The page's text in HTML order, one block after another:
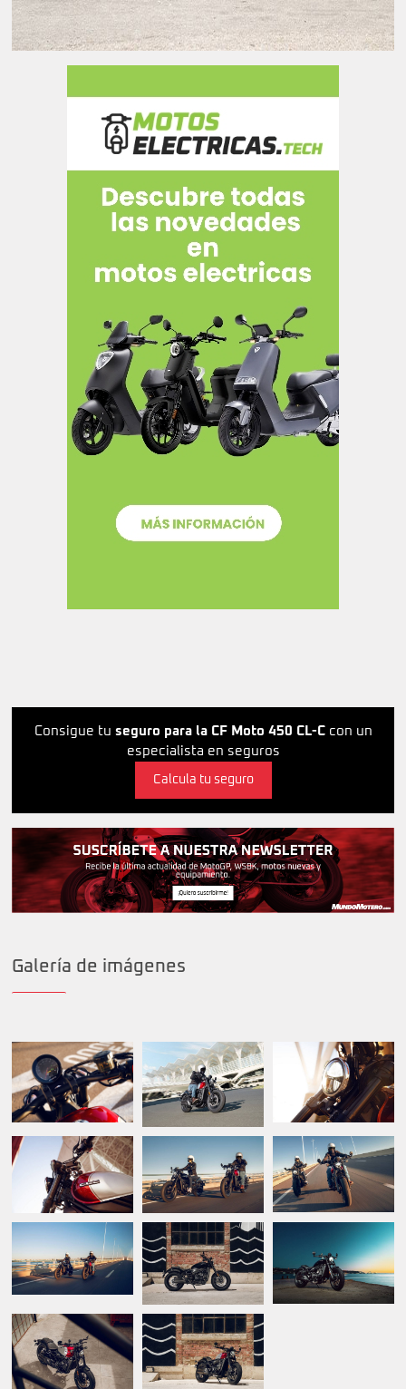
Consigue tu seguro para la CF Moto 450 CL-Ccon un
especialista en seguros
Calcula tu seguro
Galería de imágenes